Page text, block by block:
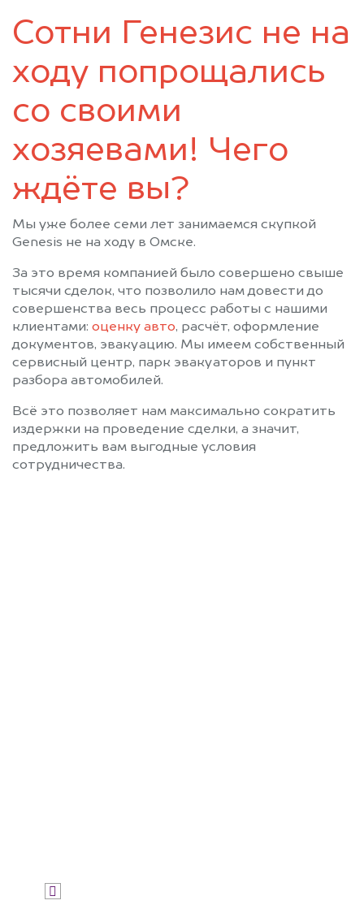
Усть-Ишим
Черлак
Сотни Генезис не на
ходу попрощались
со своими
хозяевами! Чего
ждёте вы?
Мы уже более семи лет занимаемся скупкой
Genesis не на ходу в Омске.
За это время компанией было совершено свыше
тысячи сделок, что позволило нам довести до
совершенства весь процесс работы с нашими
клиентами: оценку авто, расчёт, оформление
документов, эвакуацию. Мы имеем собственный
сервисный центр, парк эвакуаторов и пункт
разбора автомобилей.
Всё это позволяет нам максимально сократить
издержки на проведение сделки, а значит,
предложить вам выгодные условия
сотрудничества.